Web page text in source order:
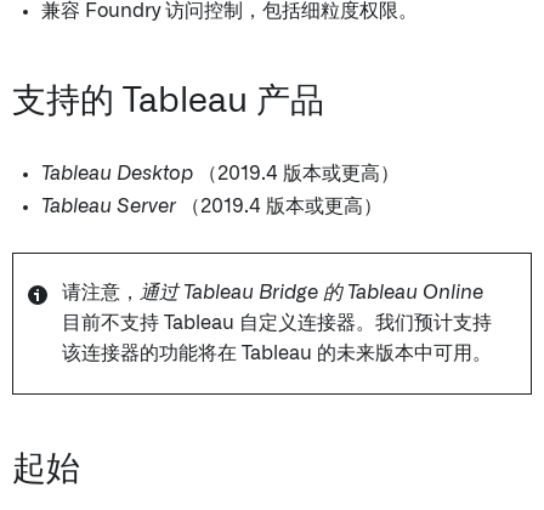
兼容 Foundry 访问控制，包括细粒度权限。
支持的 Tableau 产品
Tableau Desktop （2019.4 版本或更高）
Tableau Server（2019.4 版本或更高）
请注意， 通过 Tableau Bridge 的 Tableau Online
目前不支持 Tableau 自定义连接器。我们预计支持
该连接器的功能将在 Tableau 的未来版本中可用。
起始